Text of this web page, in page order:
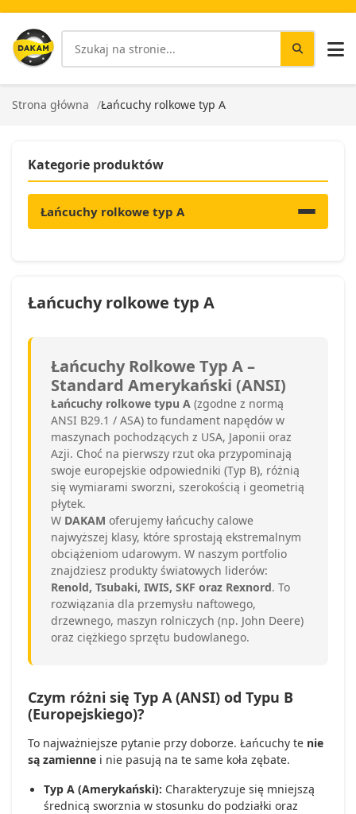
Strona główna Łańcuchy rolkowe typ A
Kategorie produktów
Łańcuchy rolkowe typ A
Łańcuchy rolkowe typ A
Łańcuchy Rolkowe Typ A –
Standard Amerykański (ANSI)
Łańcuchy rolkowe typu A (zgodne z normą
ANSI B29.1 / ASA) to fundament napędów w
maszynach pochodzących z USA, Japonii oraz
Azji. Choć na pierwszy rzut oka przypominają
swoje europejskie odpowiedniki (Typ B), różnią
się wymiarami sworzni, szerokością i geometrią
płytek.
W DAKAM oferujemy łańcuchy calowe
najwyższej klasy, które sprostają ekstremalnym
obciążeniom udarowym. W naszym portfolio
znajdziesz produkty światowych liderów:
Renold, Tsubaki, IWIS, SKF oraz Rexnord. To
rozwiązania dla przemysłu naftowego,
drzewnego, maszyn rolniczych (np. John Deere)
oraz ciężkiego sprzętu budowlanego.
Czym różni się Typ A (ANSI) od Typu B
(Europejskiego)?
To najważniejsze pytanie przy doborze. Łańcuchy te nie
są zamienne i nie pasują na te same koła zębate.
Typ A (Amerykański): Charakteryzuje się mniejszą
średnicą sworznia w stosunku do podziałki oraz